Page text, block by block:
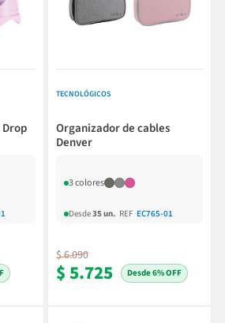
TECNOLÓGICOS
Organizador de cables
Denver
3 colores
Desde35 un. REF ·EC765-01
$ 6.090
$ 5.725 6% OFF